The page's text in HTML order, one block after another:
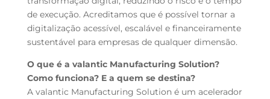
de execução. Acreditamos que é possível tornar a
digitalização acessível, escalável e financeiramente
sustentável para empresas de qualquer dimensão.
O que é a valantic Manufacturing Solution?
Como funciona? E a quem se destina?
A valantic Manufacturing Solutioné um acelerador